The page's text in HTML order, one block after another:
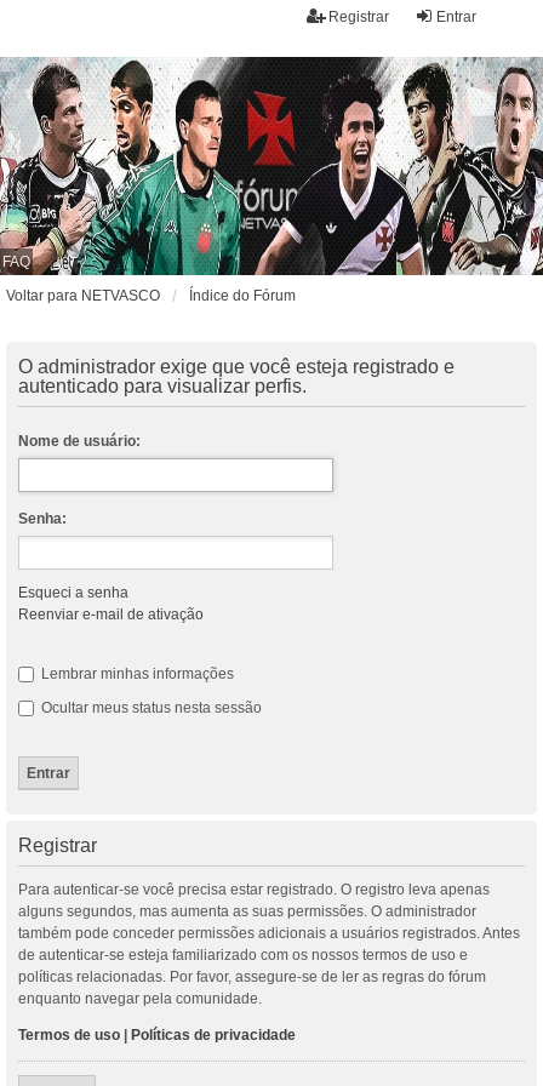
Entrar
Registrar
FAQ
Voltar para NETVASCO
Índice do Fórum
O administrador exige que você esteja registrado e
autenticado para visualizar perfis.
Nome de usuário:
Senha:
Esqueci a senha
Reenviar e-mail de ativação
Lembrar minhas informações
Ocultar meus status nesta sessão
Registrar
Para autenticar-se você precisa estar registrado. O registro leva apenas
alguns segundos, mas aumenta as suas permissões. O administrador
também pode conceder permissões adicionais a usuários registrados. Antes
de autenticar-se esteja familiarizado com os nossos termos de uso e
políticas relacionadas. Por favor, assegure-se de ler as regras do fórum
enquanto navegar pela comunidade.
Termos de uso Políticas de privacidade